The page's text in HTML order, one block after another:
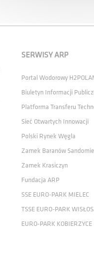
SERWISY ARP
Portal Wodorowy
Biuletyn Informacji
Platforma Transferu
Sieć Otwartych Innowacji
Polski Rynek Węgla
Zamek Baranów
Zamek Krasiczyn
Fundacja ARP
SSE EURO-PARK MIELEC
TSSE EURO-PARK
EURO-PARK KOBIERZYCE